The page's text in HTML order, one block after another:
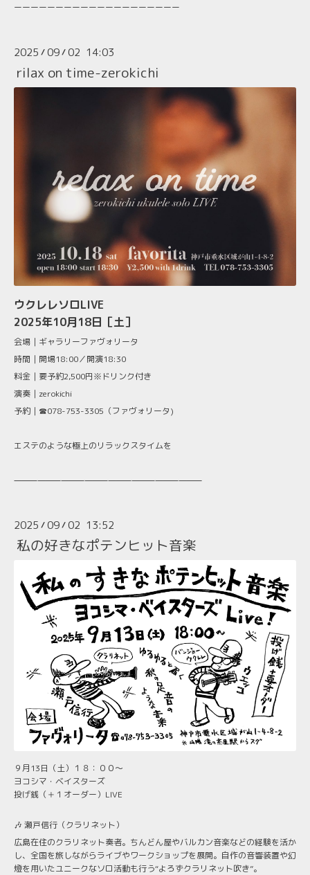
ーーーーーーーーーーーーーーーーーーーー
2025 /09/02 14:03
rilax on time-zerokichi
ウクレレソロLIVE
2025年10月18日［土］
会場｜ギャラリーファヴォリータ
時間｜開場18:00／開演18:30
料金｜要予約2,500円※ドリンク付き
演奏｜zerokichi
予約｜☎078-753-3305（ファヴォリータ)
エステのような極上のリラックスタイムを
⸻⸻⸻⸻⸻⸻⸻⸻
2025 /09/02 13:52
私の好きなポテンヒット音楽
９月13日（土）１８：００～
ヨコシマ・ベイスターズ
投げ銭（＋１オーダー）LIVE
🎶 瀬戸信行（クラリネット）
広島在住のクラリネット奏者。ちんどん屋やバルカン音楽などの経験を活か
し、全国を旅しながらライブやワークショップを展開。自作の音響装置や幻
燈を用いたユニークなソロ活動も行う“よろずクラリネット吹き”。